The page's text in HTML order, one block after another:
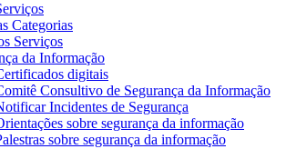
Categorias
Serviços
da Informação
digitais
Consultivo de Segurança da Informação
Incidentes de Segurança
sobre segurança da informação
sobre segurança da informação